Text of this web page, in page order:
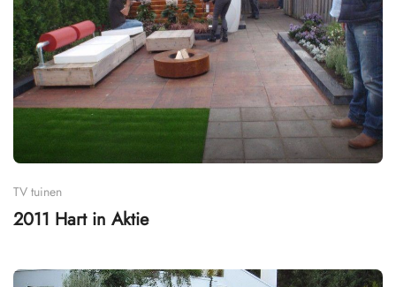
TV tuinen
2011 Hart in Aktie